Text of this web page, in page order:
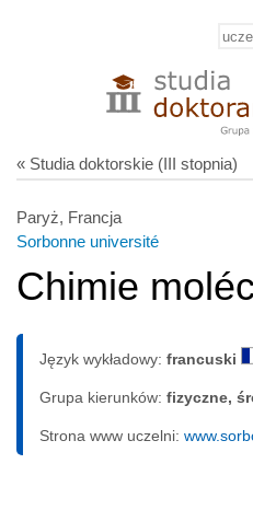
« Studia doktorskie (III stopnia)
Paryż, Francja
Sorbonne université
Chimie
Język wykładowy: francuski
Grupa kierunków: fizyczne,
Strona www uczelni: